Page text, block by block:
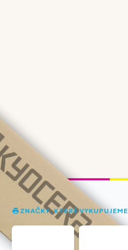
ZNAČKY, KTERÉ VYKUPUJEME